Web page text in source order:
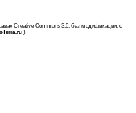
Creative Commons 3.0, без модификации, с
)